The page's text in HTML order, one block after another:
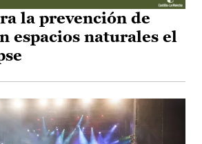
la prevención de
espacios naturales el